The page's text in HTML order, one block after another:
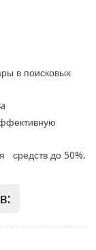
в поисковых
средств до 50%.